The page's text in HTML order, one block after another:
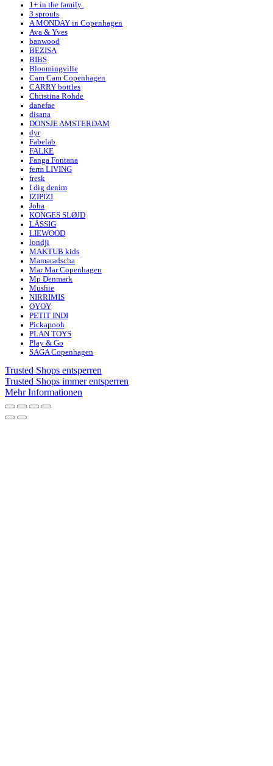
1+ in the family
3 sprouts
A MONDAY in Copenhagen
Ava & Yves
banwood
BEZISA
BIBS
Bloomingville
Cam Cam Copenhagen
CARRY bottles
Christina Rohde
danefae
disana
DONSJE AMSTERDAM
dyr
Fabelab
FALKE
Fanga Fontana
ferm LIVING
fresk
I dig denim
IZIPIZI
Joha
KONGES SLØJD
LÄSSIG
LIEWOOD
londji
MAKTUB kids
Mamaradscha
Mar Mar Copenhagen
Mp Denmark
Mushie
NIRRIMIS
OYOY
PETIT INDI
Pickapooh
PLAN TOYS
Play & Go
SAGA Copenhagen
Trusted Shops entsperren
Trusted Shops immer entsperren
Mehr Informationen